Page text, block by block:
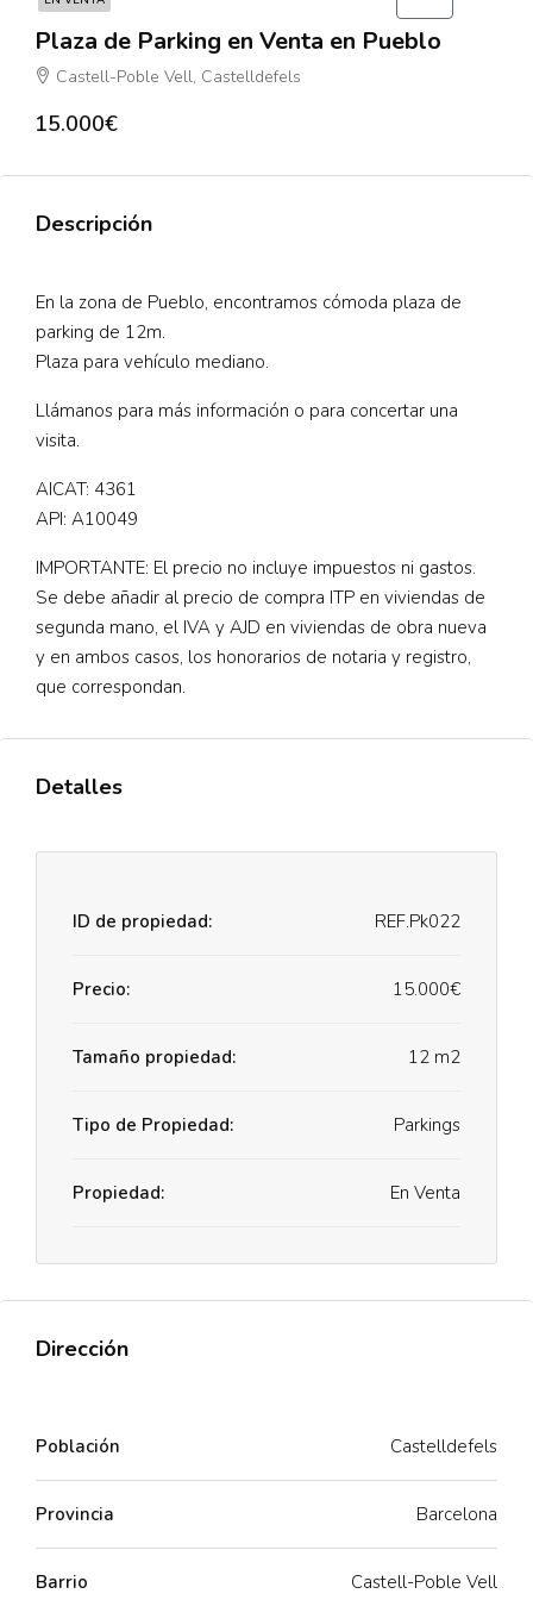
Plaza de Parking en Venta en Pueblo
Castell-Poble Vell, Castelldefels
15.000€
Descripción
En la zona de Pueblo, encontramos cómoda plaza de
parking de 12m.
Plaza para vehículo mediano.
Llámanos para más información o para concertar una
visita.
AICAT: 4361
API: A10049
IMPORTANTE: El precio no incluye impuestos ni gastos.
Se debe añadir al precio de compra ITP en viviendas de
segunda mano, el IVA y AJD en viviendas de obra nueva
y en ambos casos, los honorarios de notaria y registro,
que correspondan.
Detalles
ID de propiedad: REF.Pk022
Precio: 15.000€
Tamaño propiedad: 12 m2
Tipo de Propiedad: Parkings
Propiedad: En Venta
Dirección
Población Castelldefels
Provincia Barcelona
Barrio Castell-Poble Vell